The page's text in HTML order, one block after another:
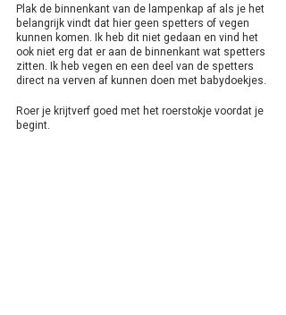
Plak de binnenkant van de lampenkap af als je het
belangrijk vindt dat hier geen spetters of vegen
kunnen komen. Ik heb dit niet gedaan en vind het
ook niet erg dat er aan de binnenkant wat spetters
zitten. Ik heb vegen en een deel van de spetters
direct na verven af kunnen doen met babydoekjes.
Roer je krijtverf goed met het roerstokje voordat je
begint.